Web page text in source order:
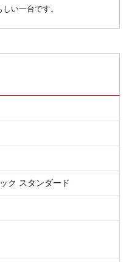
い一台です。
ク スタンダード